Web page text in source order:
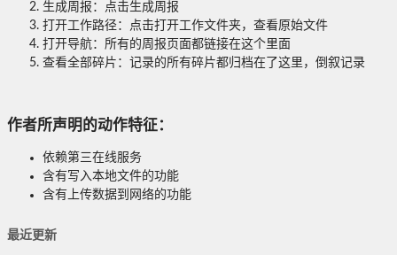
生成周报：点击生成周报
打开工作路径：点击打开工作文件夹，查看原始文件
打开导航：所有的周报页面都链接在这个里面
查看全部碎片：记录的所有碎片都归档在了这里，倒叙记录
作者所声明的动作特征：
依赖第三在线服务
含有写入本地文件的功能
含有上传数据到网络的功能
最近更新